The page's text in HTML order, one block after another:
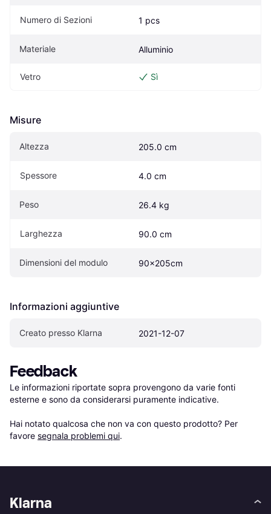
Numero di Sezioni 1 pcs
Materiale Alluminio
Vetro Sì
Misure
Altezza 205.0 cm
Spessore 4.0 cm
Peso 26.4 kg
Larghezza 90.0 cm
Dimensioni del modulo 90x205cm
Informazioni aggiuntive
Creato presso Klarna 2021-12-07
Feedback
Le informazioni riportate sopra provengono da varie fonti
esterne e sono da considerarsi puramente indicative.
Hai notato qualcosa che non va con questo prodotto? Per
favore segnala problemi qui.
Klarna